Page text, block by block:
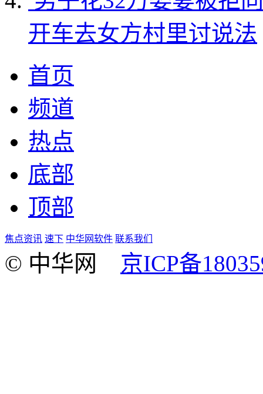
开车去女方村里讨说法
首页
频道
热点
底部
顶部
焦点资讯 速下 中华网软件 联系我们
© 中华网 京ICP备